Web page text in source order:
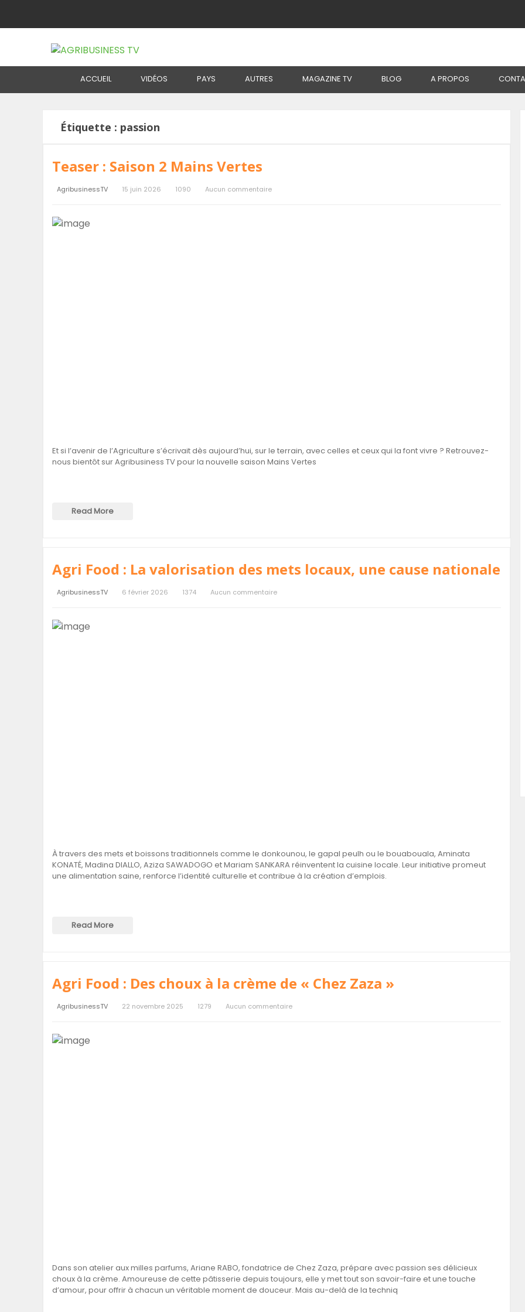
ACCUEIL VIDÉOS PAYS AUTRES MAGAZINE TV BLOG A PROPOS
Home Étiquette :passion
Étiquette : passion
Teaser : Saison 2 Mains Vertes
AgribusinessTV 15 juin 2026 1090 Aucun commentaire
Et si l’avenir de l’Agriculture s’écrivait dès aujourd’hui, sur le terrain, avec celles et ceux qui la font vivre ? Retrouvez-
nous bientôt sur Agribusiness TV pour la nouvelle saison Mains Vertes
Read More
Agri Food : La valorisation des mets locaux, une cause nationale
AgribusinessTV 6 février 2026 1374 Aucun commentaire
À travers des mets et boissons traditionnels comme le donkounou, le gapal peulh ou le bouabouala, Aminata
KONATÉ, Madina DIALLO, Aziza SAWADOGO et Mariam SANKARA réinventent la cuisine locale. Leur initiative promeut
une alimentation saine, renforce l’identité culturelle et contribue à la création d’emplois.
Read More
Agri Food : Des choux à la crème de « Chez Zaza »
AgribusinessTV 22 novembre 2025 1279 Aucun commentaire
Dans son atelier aux milles parfums, Ariane RABO, fondatrice de Chez Zaza, prépare avec passion ses délicieux
choux à la crème. Amoureuse de cette pâtisserie depuis toujours, elle y met tout son savoir-faire et une touche
d’amour, pour offrir à chacun un véritable moment de douceur. Mais au-delà de la techniq